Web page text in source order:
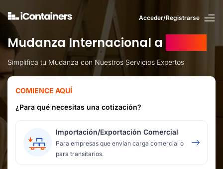
Acceder/Registrarse
Mudanza Internacional a
Simplifica tu Mudanza con Nuestros Servicios Expertos
COMIENCE AQUÍ
¿Para qué necesitas una cotización?
Importación/Exportación Comercial
Para empresas que envían carga comercial o
para transitarios.